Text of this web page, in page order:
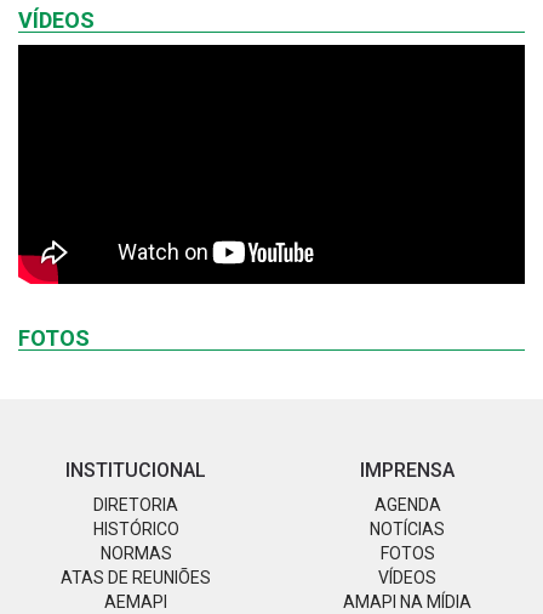
VÍDEOS
FOTOS
INSTITUCIONAL
DIRETORIA
HISTÓRICO
NORMAS
ATAS DE REUNIÕES
AEMAPI
IMPRENSA
AGENDA
NOTÍCIAS
FOTOS
VÍDEOS
AMAPI NA MÍDIA